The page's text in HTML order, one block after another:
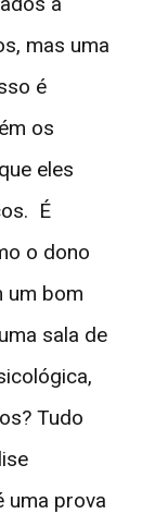
mas uma
é
os
eles
É
o dono
um bom
sala de
Tudo
uma prova